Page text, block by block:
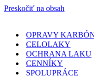
Preskočiť na obsah
OPRAVY
CELOLAKY
OCHRANA LAKU
CENNÍKY
SPOLUPRÁCE